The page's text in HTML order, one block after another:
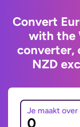
Convert
with the
converter,
NZD
Je maakt over